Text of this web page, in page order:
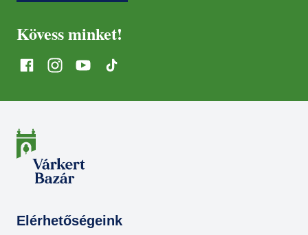
Kövess minket!
Elérhetőségeink